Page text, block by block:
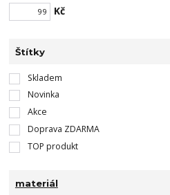
Kč
Štítky
Skladem
Novinka
Akce
Doprava ZDARMA
TOP produkt
materiál